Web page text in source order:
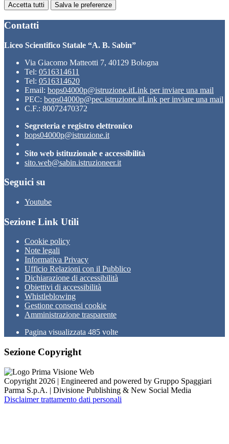
Accetta tutti Salva le preferenze
Contatti
Liceo Scientifico Statale “A. B. Sabin”
Via Giacomo Matteotti 7, 40129 Bologna
Tel: 0516314611
Tel: 0516314620
Email: bops04000p@istruzione.itLink per inviare una mail
PEC: bops04000p@pec.istruzione.itLink per inviare una mail
C.F.: 80072470372
Segreteria e registro elettronico
bops04000p@istruzione.it
Sito web istituzionale e accessibilità
sito.web@sabin.istruzioneer.it
Seguici su
Youtube
Sezione Link Utili
Cookie policy
Note legali
Informativa Privacy
Ufficio Relazioni con il Pubblico
Dichiarazione di accessibilità
Obiettivi di accessibilità
Whistleblowing
Gestione consensi cookie
Amministrazione trasparente
Pagina visualizzata 485 volte
Sezione Copyright
Copyright 2026 | Engineered and powered by Gruppo Spaggiari
Parma S.p.A. | Divisione Publishing & New Social Media
Disclaimer trattamento dati personali